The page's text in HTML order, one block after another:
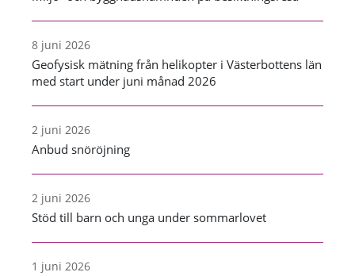
8 juni 2026
Geofysisk mätning från helikopter i Västerbottens län
med start under juni månad 2026
2 juni 2026
Anbud snöröjning
2 juni 2026
Stöd till barn och unga under sommarlovet
1 juni 2026